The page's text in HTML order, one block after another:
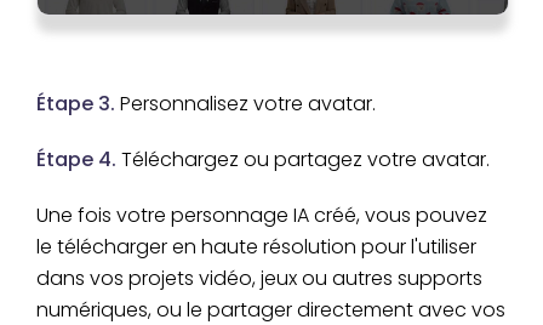
Étape 3. Personnalisez votre avatar.
Étape 4. Téléchargez ou partagez votre avatar.
Une fois votre personnage IA créé, vous pouvez
le télécharger en haute résolution pour l'utiliser
dans vos projets vidéo, jeux ou autres supports
numériques, ou le partager directement avec vos